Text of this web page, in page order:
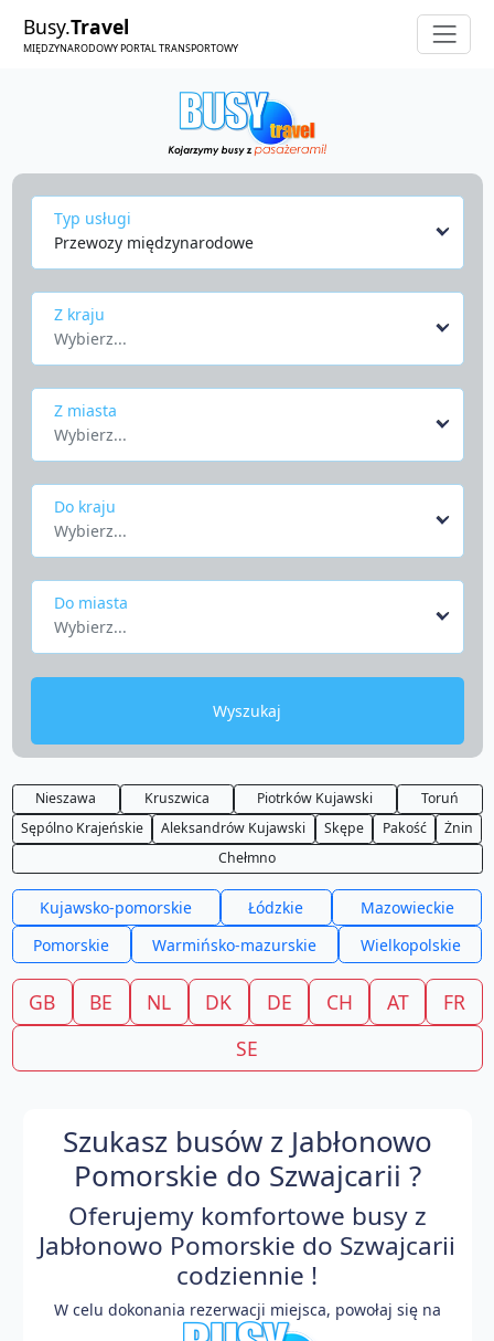
Busy.Travel
MIĘDZYNARODOWY PORTAL TRANSPORTOWY
Typ usługi
Przewozy międzynarodowe
Z kraju
Wybierz...
Z miasta
Wybierz...
Do kraju
Wybierz...
Do miasta
Wybierz...
Wyszukaj
Nieszawa Kruszwica Piotrków Kujawski
Toruń
Sępólno Krajeńskie
Aleksandrów Kujawski Skępe Pakość
Żnin
Chełmno
Kujawsko-pomorskie Łódzkie
Mazowieckie
Pomorskie
Warmińsko-mazurskie Wielkopolskie
GB BE NL DK DE CH AT
FR
SE
Szukasz busów z Jabłonowo
Pomorskie do Szwajcarii ?
Oferujemy komfortowe busy z
Jabłonowo Pomorskie do Szwajcarii
codziennie !
W celu dokonania rezerwacji miejsca, powołaj się na